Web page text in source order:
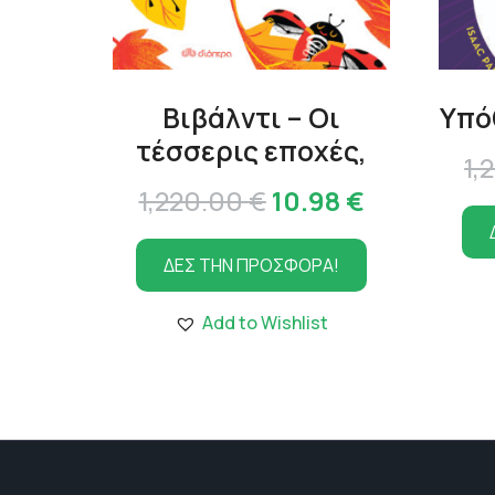
Βιβάλντι – Οι
τέσσερις εποχές,
1,220.00€Original
price
was:
1,220.00 €.
10.98 €Η
τρέχουσα
τιμή
ΔΕΣ ΤΗΝ ΠΡΟΣΦΟΡΑ!
Add to Wishlist